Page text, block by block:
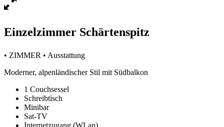
Einzelzimmer Schärtenspitz
• ZIMMER • Ausstattung
Moderner, alpenländischer Stil mit Südbalkon
1 Couchsessel
Schreibtisch
Minibar
Sat-TV
Internetzugang (WLan)